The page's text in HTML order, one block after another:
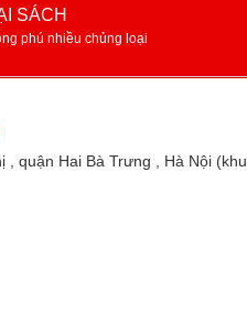
SÁCH
phú nhiều chủng loại
quận Hai Bà Trưng , Hà Nội